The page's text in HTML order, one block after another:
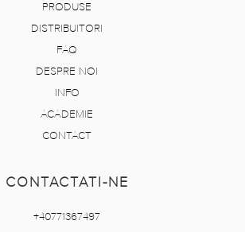
PRODUSE
DISTRIBUITORI
FAQ
DESPRE NOI
INFO
ACADEMIE
CONTACT
CONTACTATI-NE
+40771367497